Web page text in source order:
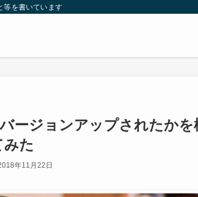
等を書いています
ージョンアップされたか
た
年11月22日